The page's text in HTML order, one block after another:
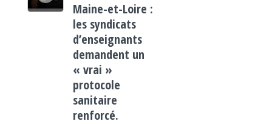
Maine-et-Loire :
les syndicats
d’enseignants
demandent un
« vrai »
protocole
sanitaire
renforcé.